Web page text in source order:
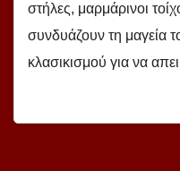
στήλες, μαρμάρινοι
συνδυάζουν τη μαγεία
κλασικισμού για να